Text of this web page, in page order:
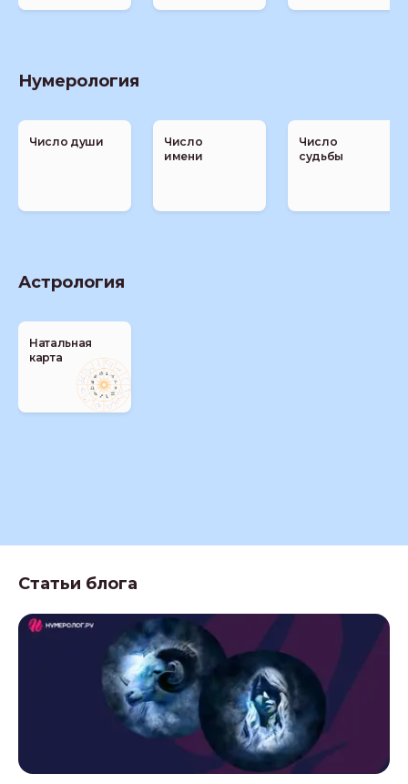
Нумерология
Число души
Число
имени
Число
судьбы
Астрология
Натальная
карта
Статьи блога